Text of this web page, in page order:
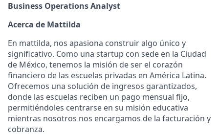
Business Operations Analyst
Acerca de Mattilda
En mattilda, nos apasiona construir algo único y
significativo. Como una startup con sede en la Ciudad
de México, tenemos la misión de ser el corazón
financiero de las escuelas privadas en América Latina.
Ofrecemos una solución de ingresos garantizados,
donde las escuelas reciben un pago mensual fijo,
permitiéndoles centrarse en su misión educativa
mientras nosotros nos encargamos de la facturación y
cobranza.